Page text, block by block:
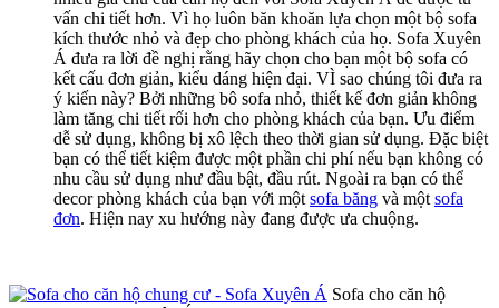
vấn chi tiết hơn. Vì họ luôn băn khoăn lựa chọn một bộ sofa
kích thước nhỏ và đẹp cho phòng khách của họ. Sofa Xuyên
Á đưa ra lời đề nghị rằng hãy chọn cho bạn một bộ sofa có
kết cấu đơn giản, kiểu dáng hiện đại. VÌ sao chúng tôi đưa ra
ý kiến này? Bởi những bô sofa nhỏ, thiết kế đơn giản không
làm tăng chi tiết rối hơn cho phòng khách của bạn. Ưu điểm
dễ sử dụng, không bị xô lệch theo thời gian sử dụng. Đặc biệt
bạn có thể tiết kiệm được một phần chi phí nếu bạn không có
nhu cầu sử dụng như đầu bật, đầu rút. Ngoài ra bạn có thể
decor phòng khách của bạn với một sofa băng và một sofa
đơn. Hiện nay xu hướng này đang được ưa chuộng.
Sofa cho căn hộ